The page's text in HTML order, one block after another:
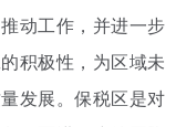
动工作，并进一步
积极性，为区域未
发展。保税区是对